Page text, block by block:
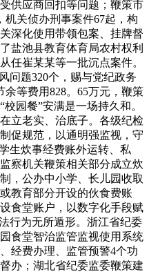
供应商回扣等问题；鞭策市
机关侦办刑事案件67起，构
深化使用带领包案、挂牌督
盐池县教育体育局农村权利
任崔某某等一批沉点案件。
问题320个，赐与党纪政务
等费用828。65万元，鞭策
园餐”安满是一场持久和。
立老实、治底子。各级纪检
促规范，以通明强监视，守
生炊事经费账外运转、私
察机关鞭策相关部分成立炊
，公办中小学、长儿园收取
教育部分开设的伙食费账
食堂账户，以数字化手段赋
行为无所遁形。浙江省纪委
食堂智治监管监视使用系统
经费办理、监管预警4个功
办；湖北省纪委监委鞭策建